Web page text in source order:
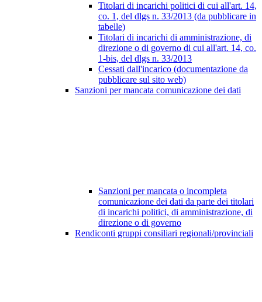
Titolari di incarichi politici di cui all'art. 14,
co. 1, del dlgs n. 33/2013 (da pubblicare in
tabelle)
Titolari di incarichi di amministrazione, di
direzione o di governo di cui all'art. 14, co.
1-bis, del dlgs n. 33/2013
Cessati dall'incarico (documentazione da
pubblicare sul sito web)
Sanzioni per mancata comunicazione dei dati
Sanzioni per mancata o incompleta
comunicazione dei dati da parte dei titolari
di incarichi politici, di amministrazione, di
direzione o di governo
Rendiconti gruppi consiliari regionali/provinciali